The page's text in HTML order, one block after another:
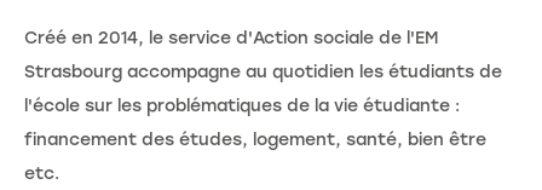
Créé en 2014, le service d'Action sociale de l'EM
Strasbourg accompagne au quotidien les étudiants de
l'école sur les problématiques de la vie étudiante :
financement des études, logement, santé, bien être
etc.